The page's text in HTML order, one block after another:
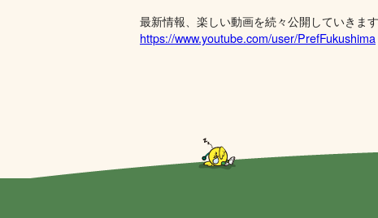
最新情報、楽しい動画を続々公開していきま
https://www.youtube.com/user/PrefFukushima